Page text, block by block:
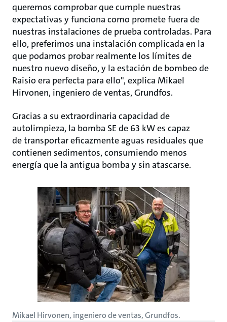
queremos comprobar que cumple nuestras
expectativas y funciona como promete fuera de
nuestras instalaciones de prueba controladas. Para
ello, preferimos una instalación complicada en la
que podamos probar realmente los límites de
nuestro nuevo diseño, y la estación de bombeo de
Raisio era perfecta para ello", explica Mikael
Hirvonen, ingeniero de ventas, Grundfos.
Gracias a su extraordinaria capacidad de
autolimpieza, la bomba SE de 63 kW es capaz
de transportar eficazmente aguas residuales que
contienen sedimentos, consumiendo menos
energía que la antigua bomba y sin atascarse.
Mikael Hirvonen, ingeniero de ventas, Grundfos.